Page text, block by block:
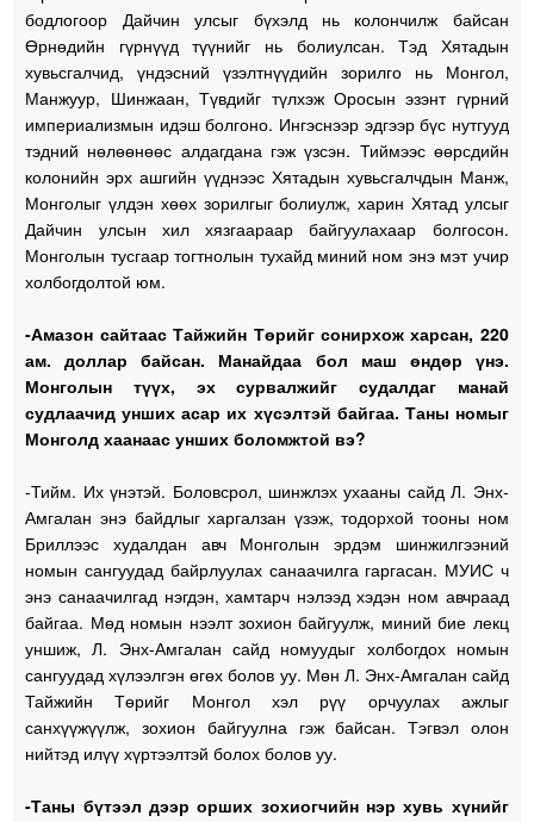
бодлогоор Дайчин улсыг бүхэлд нь колончилж байсан
Өрнөдийн гүрнүүд түүнийг нь болиулсан. Тэд Хятадын
хувьсгалчид, үндэсний үзэлтнүүдийн зорилго нь Монгол,
Манжуур, Шинжаан, Түвдийг түлхэж Оросын эзэнт гүрний
империализмын идэш болгоно. Ингэснээр эдгээр бүс нутгууд
тэдний нөлөөнөөс алдагдана гэж үзсэн. Тиймээс өөрсдийн
колонийн эрх ашгийн үүднээс Хятадын хувьсгалчдын Манж,
Монголыг үлдэн хөөх зорилгыг болиулж, харин Хятад улсыг
Дайчин улсын хил хязгаараар байгуулахаар болгосон.
Монголын тусгаар тогтнолын тухайд миний ном энэ мэт учир
холбогдолтой юм.
-Амазон сайтаас Тайжийн Төрийг сонирхож харсан, 220
ам. доллар байсан. Манайдаа бол маш өндөр үнэ.
Монголын түүх, эх сурвалжийг судалдаг манай
судлаачид унших асар их хүсэлтэй байгаа. Таны номыг
Монголд хаанаас унших боломжтой вэ?
-Тийм. Их үнэтэй. Боловсрол, шинжлэх ухааны сайд Л. Энх-
Амгалан энэ байдлыг харгалзан үзэж, тодорхой тооны ном
Бриллээс худалдан авч Монголын эрдэм шинжилгээний
номын сангуудад байрлуулах санаачилга гаргасан. МУИС ч
энэ санаачилгад нэгдэн, хамтарч нэлээд хэдэн ном авчраад
байгаа. Мөд номын нээлт зохион байгуулж, миний бие лекц
уншиж, Л. Энх-Амгалан сайд номуудыг холбогдох номын
сангуудад хүлээлгэн өгөх болов уу. Мөн Л. Энх-Амгалан сайд
Тайжийн Төрийг Монгол хэл рүү орчуулах ажлыг
санхүүжүүлж, зохион байгуулна гэж байсан. Тэгвэл олон
нийтэд илүү хүртээлтэй болох болов уу.
-Таны бүтээл дээр орших зохиогчийн нэр хувь хүнийг